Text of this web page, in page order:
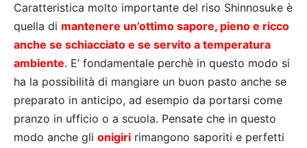
Caratteristica molto importante del riso Shinnosuke è
quella di mantenere un’ottimo sapore, pieno e ricco
anche se schiacciato e se servito a temperatura
ambiente. E’ fondamentale perchè in questo modo si
ha la possibilità di mangiare un buon pasto anche se
preparato in anticipo, ad esempio da portarsi come
pranzo in ufficio o a scuola. Pensate che in questo
modo anche gli onigiri rimangono saporiti e perfetti